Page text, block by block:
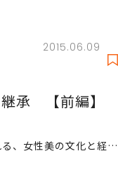
2015.06.09
承 【前編】
創業者エスティ・ローダーから受け継がれる、女性美の文化と経営術に迫る。